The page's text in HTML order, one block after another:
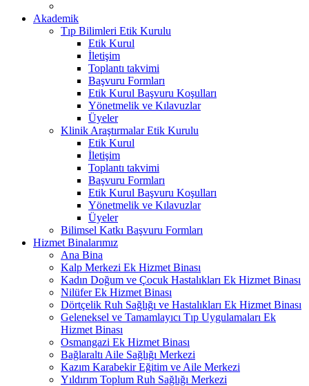
Akademik
Tıp Bilimleri Etik Kurulu
Etik Kurul
İletişim
Toplantı takvimi
Başvuru Formları
Etik Kurul Başvuru Koşulları
Yönetmelik ve Kılavuzlar
Üyeler
Klinik Araştırmalar Etik Kurulu
Etik Kurul
İletişim
Toplantı takvimi
Başvuru Formları
Etik Kurul Başvuru Koşulları
Yönetmelik ve Kılavuzlar
Üyeler
Bilimsel Katkı Başvuru Formları
Hizmet Binalarımız
Ana Bina
Kalp Merkezi Ek Hizmet Binası
Kadın Doğum ve Çocuk Hastalıkları Ek Hizmet Binası
Nilüfer Ek Hizmet Binası
Dörtçelik Ruh Sağlığı ve Hastalıkları Ek Hizmet Binası
Geleneksel ve Tamamlayıcı Tıp Uygulamaları Ek
Hizmet Binası
Osmangazi Ek Hizmet Binası
Bağlaraltı Aile Sağlığı Merkezi
Kazım Karabekir Eğitim ve Aile Merkezi
Yıldırım Toplum Ruh Sağlığı Merkezi